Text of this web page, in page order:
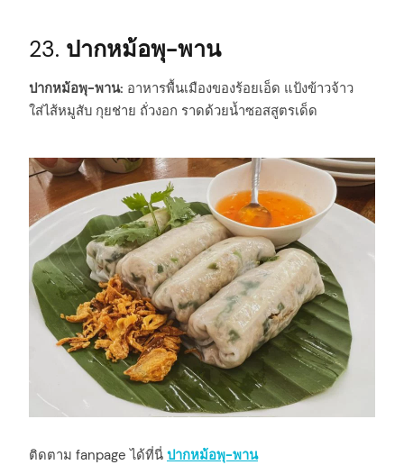
23. ปากหม้อพุ-พาน
ปากหม้อพุ-พาน: อาหารพื้นเมืองของร้อยเอ็ด แป้งข้าวจ้าว
ใส่ไส้หมูสับ กุยช่าย ถั่วงอก ราดด้วยน้ำซอสสูตรเด็ด
ติดตาม fanpage ได้ที่นี่ ปากหม้อพุ-พาน